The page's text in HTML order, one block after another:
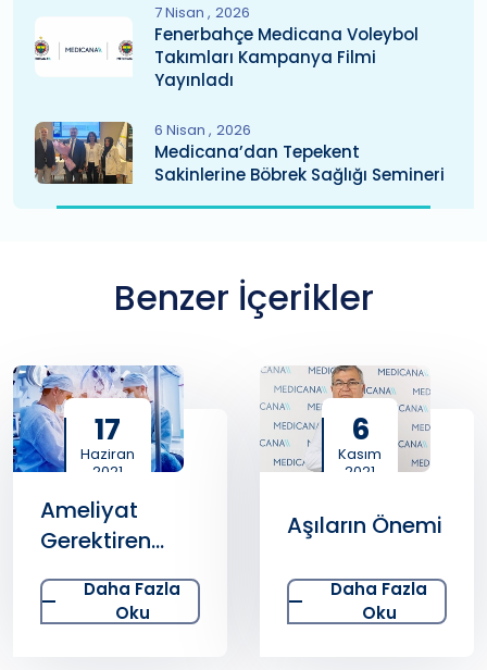
7 Nisan 2026
Fenerbahçe Medicana Voleybol
Takımları Kampanya Filmi
Yayınladı
6 Nisan 2026
Medicana’dan Tepekent
Sakinlerine Böbrek Sağlığı Semineri
Benzer İçerikler
17
Haziran
2021
Ameliyat
Gerektiren
Kadın
Hastalıkları
Nelerdir?
Daha Fazla
Oku
6
Kasım
2021
Aşıların Önemi
Daha Fazla
Oku